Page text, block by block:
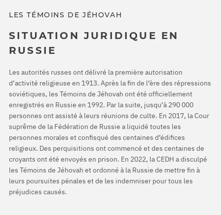
LES TÉMOINS DE JÉHOVAH
SITUATION JURIDIQUE EN
RUSSIE
Les autorités russes ont délivré la première autorisation
d’activité religieuse en 1913. Après la fin de l’ère des répressions
soviétiques, les Témoins de Jéhovah ont été officiellement
enregistrés en Russie en 1992. Par la suite, jusqu’à 290 000
personnes ont assisté à leurs réunions de culte. En 2017, la Cour
suprême de la Fédération de Russie a liquidé toutes les
personnes morales et confisqué des centaines d’édifices
religieux. Des perquisitions ont commencé et des centaines de
croyants ont été envoyés en prison. En 2022, la CEDH a disculpé
les Témoins de Jéhovah et ordonné à la Russie de mettre fin à
leurs poursuites pénales et de les indemniser pour tous les
préjudices causés.